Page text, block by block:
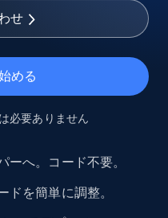
せ
める
必要ありません
ーへ。コード不要。
ドを簡単に調整。